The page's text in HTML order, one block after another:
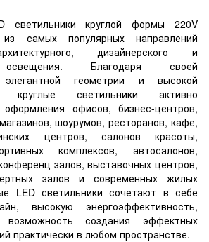
светильники круглой формы 220V
самых популярных направлений
дизайнерского и
освещения. Благодаря своей
элегантной геометрии и высокой
круглые светильники активно
офисов, бизнес-центров,
шоурумов, ресторанов, кафе,
центров, салонов красоты,
комплексов, автосалонов,
залов, выставочных центров,
залов и современных жилых
LED светильники сочетают в себе
высокую энергоэффективность,
возможность создания эффектных
практически в любом пространстве.